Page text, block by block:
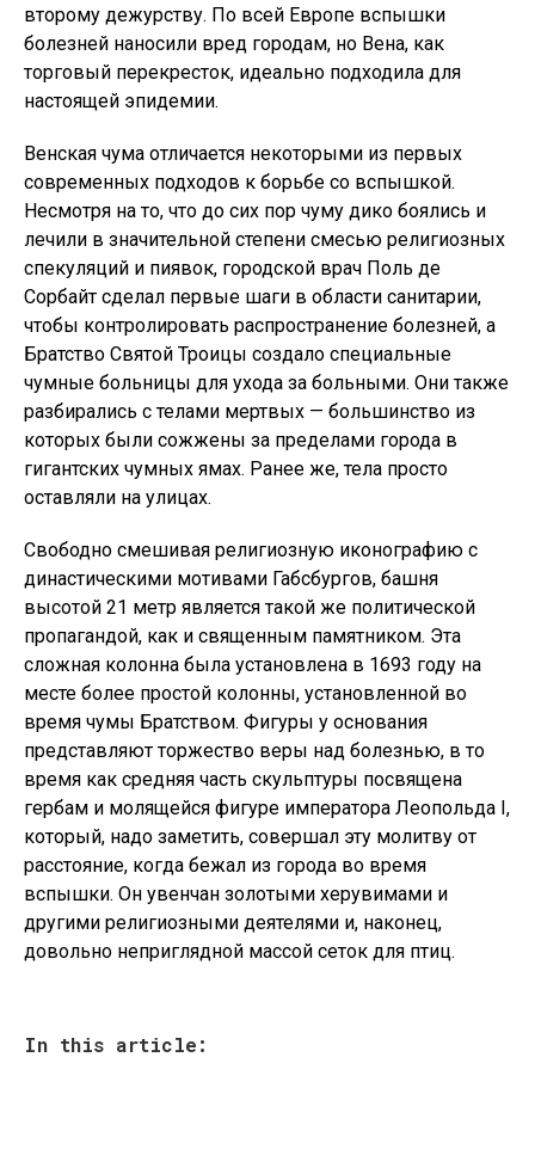
второму дежурству. По всей Европе вспышки
болезней наносили вред городам, но Вена, как
торговый перекресток, идеально подходила для
настоящей эпидемии.
Венская чума отличается некоторыми из первых
современных подходов к борьбе со вспышкой.
Несмотря на то, что до сих пор чуму дико боялись и
лечили в значительной степени смесью религиозных
спекуляций и пиявок, городской врач Поль де
Сорбайт сделал первые шаги в области санитарии,
чтобы контролировать распространение болезней, а
Братство Святой Троицы создало специальные
чумные больницы для ухода за больными. Они также
разбирались с телами мертвых — большинство из
которых были сожжены за пределами города в
гигантских чумных ямах. Ранее же, тела просто
оставляли на улицах.
Свободно смешивая религиозную иконографию с
династическими мотивами Габсбургов, башня
высотой 21 метр является такой же политической
пропагандой, как и священным памятником. Эта
сложная колонна была установлена ​​в 1693 году на
месте более простой колонны, установленной во
время чумы Братством. Фигуры у основания
представляют торжество веры над болезнью, в то
время как средняя часть скульптуры посвящена
гербам и молящейся фигуре императора Леопольда I,
который, надо заметить, совершал эту молитву от
расстояние, когда бежал из города во время
вспышки. Он увенчан золотыми херувимами и
другими религиозными деятелями и, наконец,
довольно неприглядной массой сеток для птиц.
In this article: